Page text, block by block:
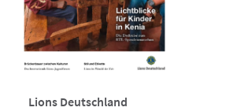
Lions Deutschland